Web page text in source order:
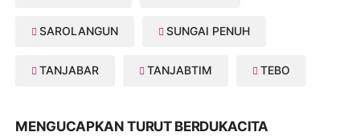
SAROLANGUN SUNGAI PENUH
TANJABAR TANJABTIM TEBO
MENGUCAPKAN TURUT BERDUKACITA